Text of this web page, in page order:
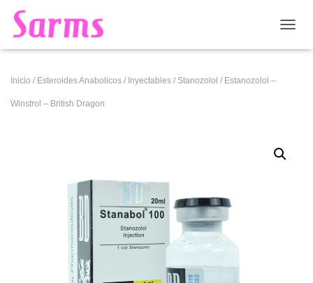
Inicio / Esteroides Anabolicos / Inyectables / Stanozolol / Estanozolol –
Winstrol – British Dragon